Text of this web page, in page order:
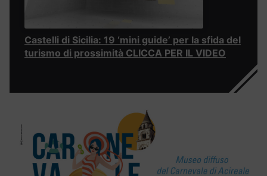
Castelli di Sicilia: 19 ‘mini guide’ per la sfida del
turismo di prossimità CLICCA PER IL VIDEO